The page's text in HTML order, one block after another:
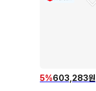
5%603,283원